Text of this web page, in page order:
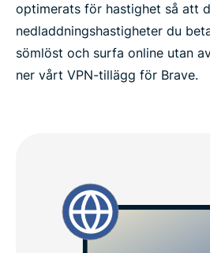
optimerats för hastighet så att
nedladdningshastigheter du
sömlöst och surfa online utan
ner vårt VPN-tillägg för Brave.